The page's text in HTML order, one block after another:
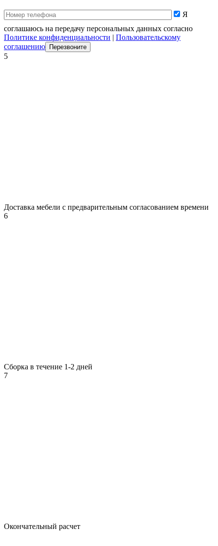
Я
соглашаюсь на передачу персональных данных согласно
Политике конфиденциальности | Пользовательскому
соглашению
5
Доставка мебели с предварительным согласованием времени
6
Сборка в течение 1-2 дней
7
Окончательный расчет